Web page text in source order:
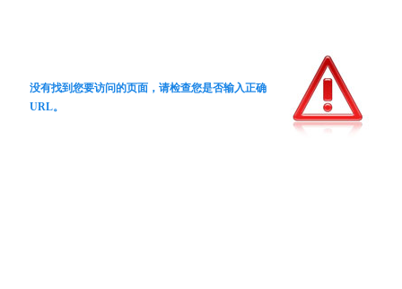
没有找到您要访问的页面，请检查您是否输入正确
URL。